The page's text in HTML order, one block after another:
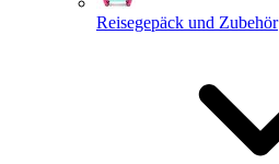
Reisegepäck und Zubehör